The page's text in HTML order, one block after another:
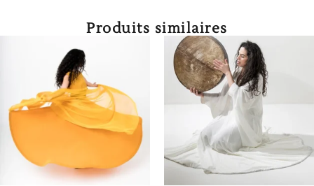
Produits similaires